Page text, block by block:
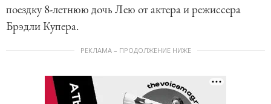
поездку 8-летнюю дочь Лею от актера и режиссера
Брэдли Купера.
РЕКЛАМА – ПРОДОЛЖЕНИЕ НИЖЕ